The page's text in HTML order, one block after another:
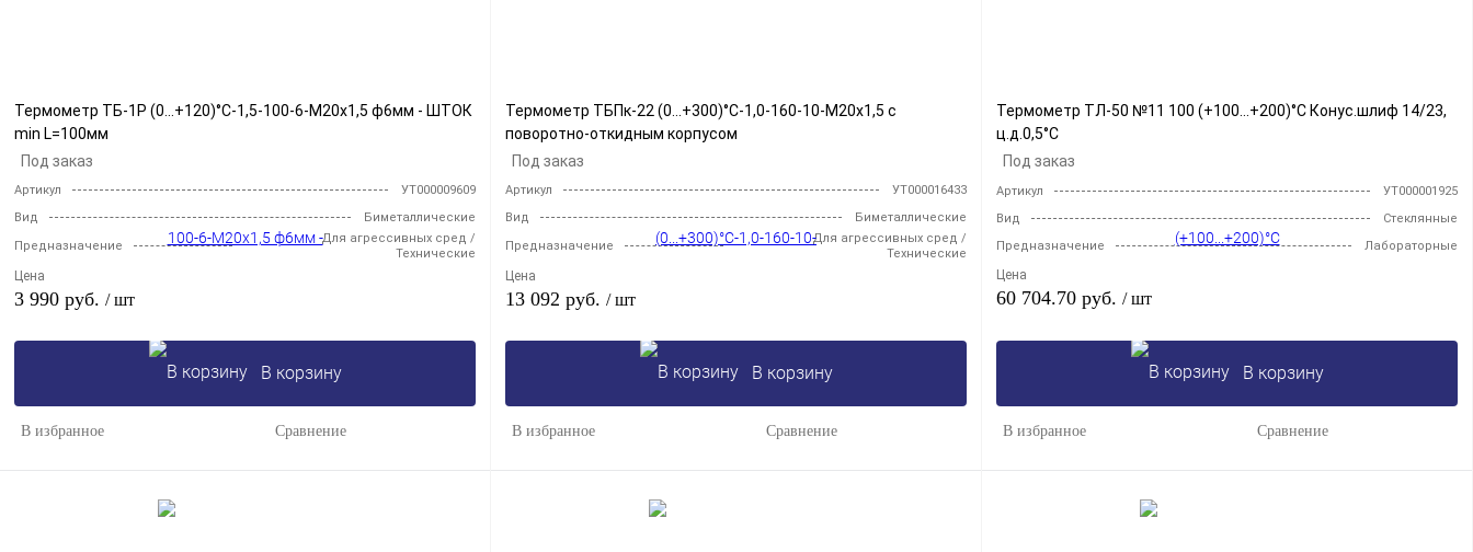
Термометр ТБ-1Р (0...+120)°С-1,5-100-6-М20х1,5 ф6мм - ШТОК
min L=100мм
Под заказ
Артикул
УТ000009609
Вид
Биметаллические
Предназначение
Для агрессивных сред /
Технические
Цена
3 990 руб. / шт
В корзину
В избранное Сравнение
Термометр ТБПк-22 (0...+300)°С-1,0-160-10-М20х1,5 с
поворотно-откидным корпусом
Под заказ
Артикул
УТ000016433
Вид
Биметаллические
Предназначение
Для агрессивных сред /
Технические
Цена
13 092 руб. / шт
В корзину
В избранное Сравнение
Термометр ТЛ-50 №11 100 (+100...+200)°С Конус.шлиф 14/23,
ц.д.0,5°С
Под заказ
Артикул
УТ000001925
Вид
Стеклянные
Предназначение
Лабораторные
Цена
60 704.70 руб. / шт
В корзину
В избранное Сравнение